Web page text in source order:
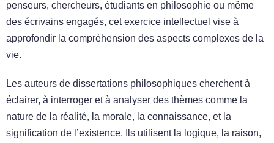
penseurs, chercheurs, étudiants en philosophie ou même
des écrivains engagés, cet exercice intellectuel vise à
approfondir la compréhension des aspects complexes de la
vie.
Les auteurs de dissertations philosophiques cherchent à
éclairer, à interroger et à analyser des thèmes comme la
nature de la réalité, la morale, la connaissance, et la
signification de l’existence. Ils utilisent la logique, la raison,